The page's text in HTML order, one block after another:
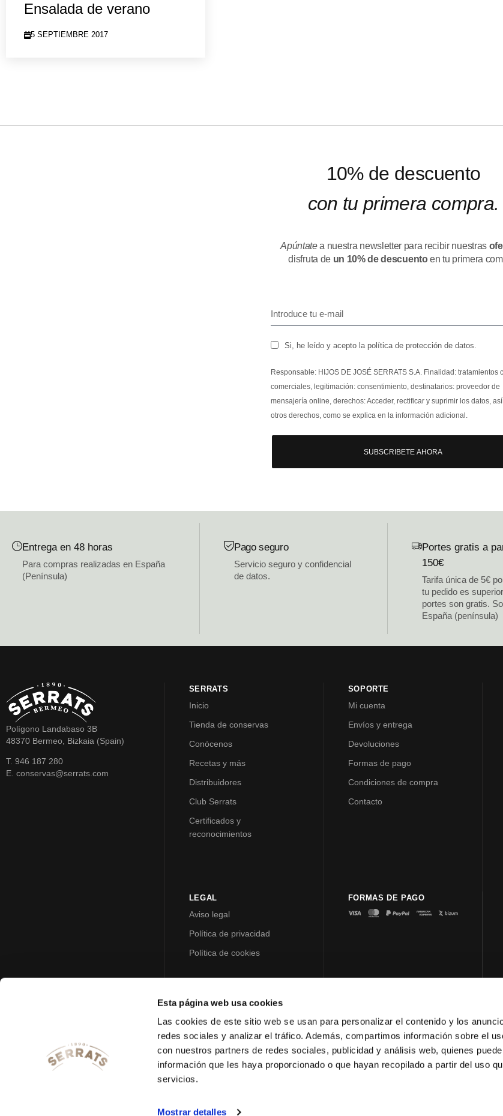
Esta página web usa cookies
Las cookies de este sitio web se usan para personalizar el contenido y los
redes sociales y analizar el tráfico. Además, compartimos información sobre el
con nuestros partners de redes sociales, publicidad y análisis web, quienes
información que les haya proporcionado o que hayan recopilado a partir del uso
servicios.
Mostrar detalles
Ensalada de verano
5 SEPTIEMBRE 2017
10% de descuento
con tu primera compra.
Apúntatea nuestra newsletter para recibir nuestras
disfruta de un 10% de descuentoen tu primera
Si, he leído y acepto la política de protección de datos.
Responsable: HIJOS DE JOSÉ SERRATS S.A. Finalidad: tratamientos
comerciales, legitimación: consentimiento, destinatarios: proveedor de
mensajería online, derechos: Acceder, rectificar y suprimir los datos,
otros derechos, como se explica en la información adicional.
SUBSCRIBETE AHORA
Entrega en 48 horas
Para compras realizadas en España
(Península)
Pago seguro
Servicio seguro y confidencial
de datos.
Portes gratis a
150€
Tarifa única de 5€
tu pedido es
portes son gratis.
España (península)
Polígono Landabaso 3B
48370 Bermeo, Bizkaia (Spain)
T. 946 187 280
E. conservas@serrats.com
SERRATS
Inicio
Tienda de conservas
Conócenos
Recetas y más
Distribuidores
Club Serrats
Certificados y
reconocimientos
SOPORTE
Mi cuenta
Envíos y entrega
Devoluciones
Formas de pago
Condiciones de compra
Contacto
LEGAL
Aviso legal
Política de privacidad
Política de cookies
FORMAS DE PAGO